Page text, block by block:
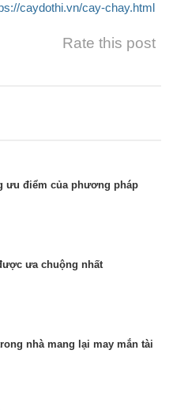
caydothi.vn/cay-chay.html
Rate this post
ưu điểm của phương pháp
ưa chuộng nhất
nhà mang lại may mắn tài